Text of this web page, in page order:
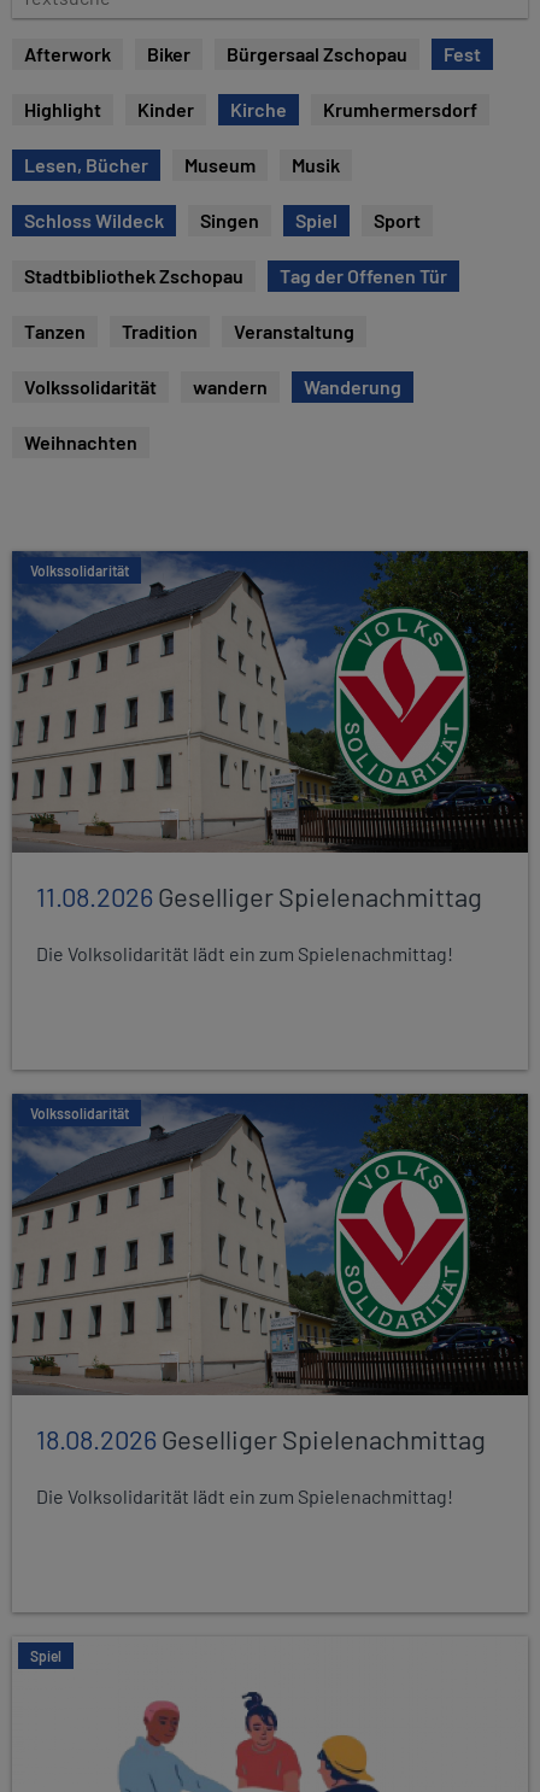
e
c
e
Afterwork Biker Bürgersaal Zschopau Fest
Highlight Kinder Kirche Krumhermersdorf
Lesen, Bücher Museum Musik
Schloss Wildeck Singen Spiel Sport
Stadtbibliothek Zschopau Tag der Offenen Tür
Tanzen Tradition Veranstaltung
Volkssolidarität wandern Wanderung
Weihnachten
Volkssolidarität
11.08.2026Geselliger Spielenachmittag
Die Volksolidarität lädt ein zum Spielenachmittag!
Volkssolidarität
18.08.2026Geselliger Spielenachmittag
Die Volksolidarität lädt ein zum Spielenachmittag!
Spiel